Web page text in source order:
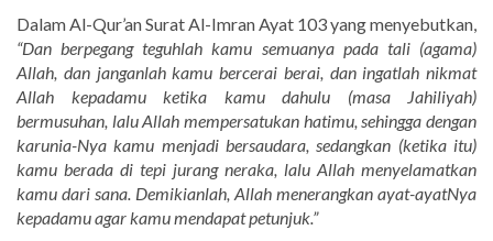
Dalam Al-Qur’an Surat Al-Imran Ayat 103 yang menyebutkan,
“Dan berpegang teguhlah kamu semuanya pada tali (agama)
Allah, dan janganlah kamu bercerai berai, dan ingatlah nikmat
Allah kepadamu ketika kamu dahulu (masa Jahiliyah)
bermusuhan, lalu Allah mempersatukan hatimu, sehingga dengan
karunia-Nya kamu menjadi bersaudara, sedangkan (ketika itu)
kamu berada di tepi jurang neraka, lalu Allah menyelamatkan
kamu dari sana. Demikianlah, Allah menerangkan ayat-ayatNya
kepadamu agar kamu mendapat petunjuk.”